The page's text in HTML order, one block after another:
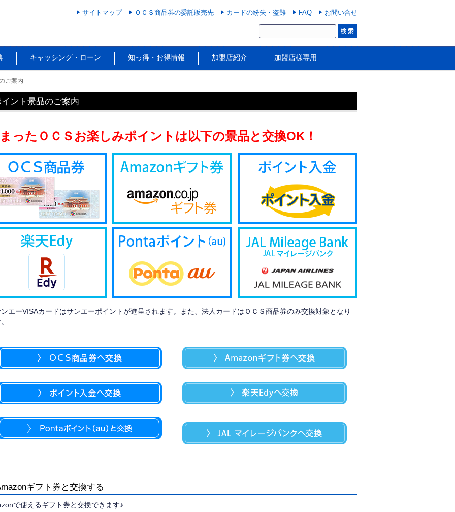
サイトマップ ＯＣＳ商品券の委託販売先 カードの紛失・盗難 FAQ お問い合せ
キャッシング・ローン 知っ得・お得情報 加盟店紹介 加盟店様専用
ご案内
ント景品のご案内
ったＯＣＳお楽しみポイントは以下の景品と交換OK！
エーVISAカードはサンエーポイントが進呈されます。また、法人カードはＯＣＳ商品券のみ交換対象となり
ギフト券と交換する
で使えるギフト券と交換できます♪